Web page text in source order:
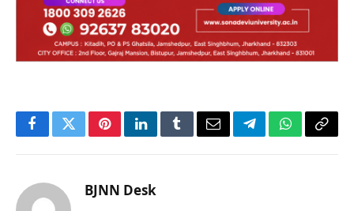
FacebookTwitterPinterestLinkedInTumblrEmailTelegramWhatsApp
Copy
BJNN Desk